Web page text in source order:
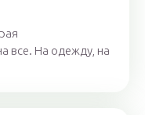
все. На одежду, на